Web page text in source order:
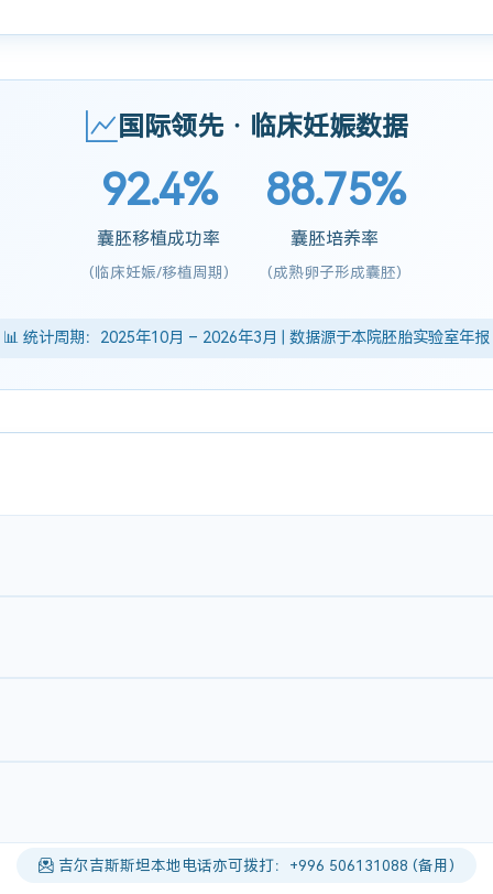
国际领先 · 临床妊娠数据
92.4%
囊胚移植成功率
(临床妊娠/移植周期)
88.75%
囊胚培养率
(成熟卵子形成囊胚)
📊 统计周期：2025年10月 – 2026年3月 | 数据源于本院胚胎实验室年报
吉尔吉斯斯坦本地电话亦可拨打：+996 506131088 (备用)